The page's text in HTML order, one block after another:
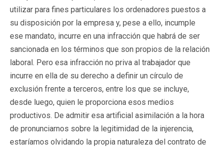
utilizar para fines particulares los ordenadores puestos a
su disposición por la empresa y, pese a ello, incumple
ese mandato, incurre en una infracción que habrá de ser
sancionada en los términos que son propios de la relación
laboral. Pero esa infracción no priva al trabajador que
incurre en ella de su derecho a definir un círculo de
exclusión frente a terceros, entre los que se incluye,
desde luego, quien le proporciona esos medios
productivos. De admitir esa artificial asimilación a la hora
de pronunciarnos sobre la legitimidad de la injerencia,
estaríamos olvidando la propia naturaleza del contrato de